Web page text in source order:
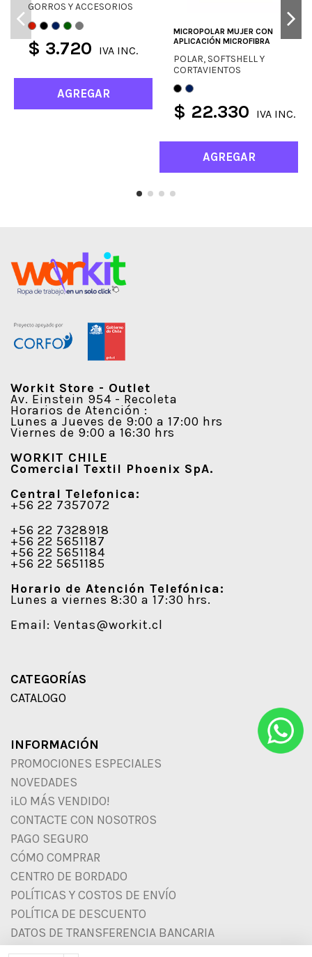
GORROS Y ACCESORIOS
$ 3.720 IVA INC.
AGREGAR
MICROPOLAR MUJER CON
APLICACIÓN MICROFIBRA
POLAR, SOFTSHELL Y
CORTAVIENTOS
$ 22.330 IVA INC.
AGREGAR
Workit Store - Outlet
Av. Einstein 954 - Recoleta
Horarios de Atención :
Lunes a Jueves de 9:00 a 17:00 hrs
Viernes de 9:00 a 16:30 hrs
WORKIT CHILE
Comercial Textil Phoenix SpA.
Central Telefonica:
+56 22 7357072
+56 22 7328918
+56 22 5651187
+56 22 5651184
+56 22 5651185
Horario de Atención Telefónica:
Lunes a viernes 8:30 a 17:30 hrs.
Email: Ventas@workit.cl
CATEGORÍAS
CATALOGO
INFORMACIÓN
PROMOCIONES ESPECIALES
NOVEDADES
¡LO MÁS VENDIDO!
CONTACTE CON NOSOTROS
PAGO SEGURO
CÓMO COMPRAR
CENTRO DE BORDADO
POLÍTICAS Y COSTOS DE ENVÍO
POLÍTICA DE DESCUENTO
DATOS DE TRANSFERENCIA BANCARIA